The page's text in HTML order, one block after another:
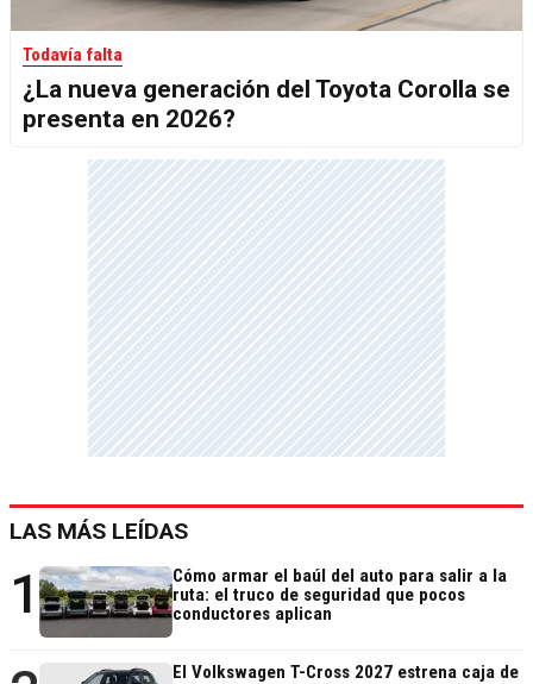
Todavía falta
¿La nueva generación del Toyota Corolla se
presenta en 2026?
LAS MÁS LEÍDAS
1
Cómo armar el baúl del auto para salir a la
ruta: el truco de seguridad que pocos
conductores aplican
El Volkswagen T-Cross 2027 estrena caja de